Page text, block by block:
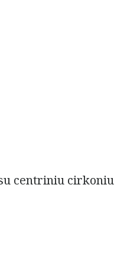
centriniu cirkoniu